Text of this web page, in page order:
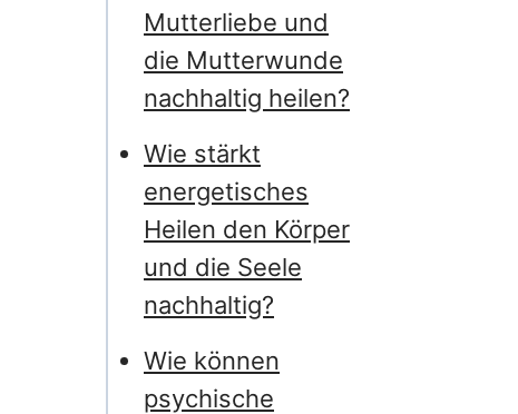
Mutterliebe und
die Mutterwunde
nachhaltig heilen?
Wie stärkt
energetisches
Heilen den Körper
und die Seele
nachhaltig?
Wie können
psychische